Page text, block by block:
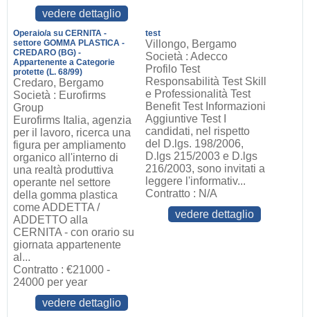
vedere dettaglio
Operaio/a su CERNITA -
settore GOMMA PLASTICA -
CREDARO (BG) -
Appartenente a Categorie
protette (L. 68/99)
Credaro, Bergamo
Società : Eurofirms
Group
Eurofirms Italia, agenzia
per il lavoro, ricerca una
figura per ampliamento
organico all'interno di
una realtà produttiva
operante nel settore
della gomma plastica
come ADDETTA /
ADDETTO alla
CERNITA - con orario su
giornata appartenente
al...
Contratto : €21000 -
24000 per year
vedere dettaglio
test
Villongo, Bergamo
Società : Adecco
Profilo Test
Responsabilità Test Skill
e Professionalità Test
Benefit Test Informazioni
Aggiuntive Test I
candidati, nel rispetto
del D.lgs. 198/2006,
D.lgs 215/2003 e D.lgs
216/2003, sono invitati a
leggere l'informativ...
Contratto : N/A
vedere dettaglio